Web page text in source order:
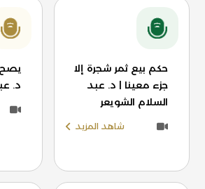
حكم بيع ثمر شجرة إلا
جزء معينا | د. عبد
السلام الشويعر
شاهد المزيد
يصح
د.